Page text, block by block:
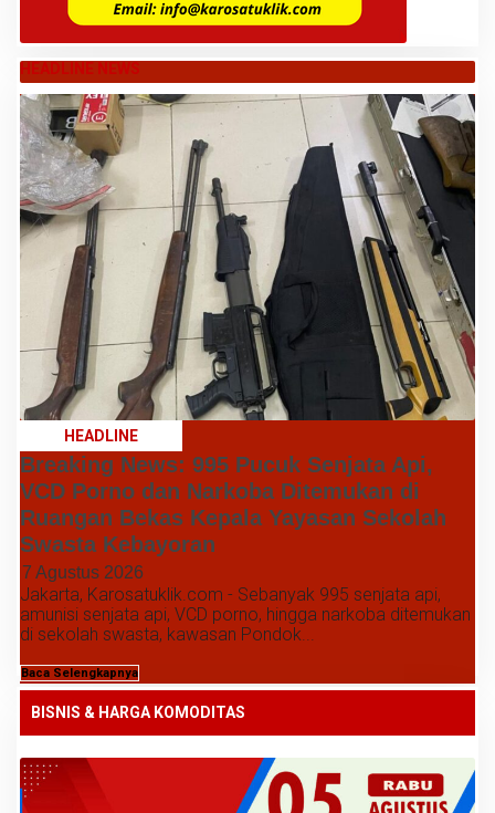
HEADLINE NEWS
HEADLINE
Breaking News: 995 Pucuk Senjata Api,
VCD Porno dan Narkoba Ditemukan di
Ruangan Bekas Kepala Yayasan Sekolah
Swasta Kebayoran
7 Agustus 2026
Jakarta, Karosatuklik.com - Sebanyak 995 senjata api,
amunisi senjata api, VCD porno, hingga narkoba ditemukan
di sekolah swasta, kawasan Pondok...
Baca Selengkapnya
BISNIS & HARGA KOMODITAS